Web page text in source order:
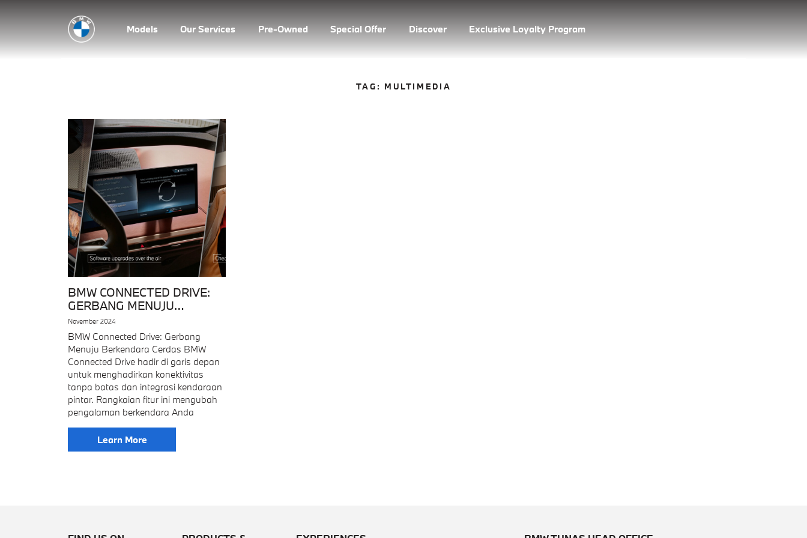
Models Our Services Pre-Owned Special Offer Discover Exclusive Loyalty Program
TAG: MULTIMEDIA
BMW CONNECTED DRIVE:
GERBANG MENUJU
BERKENDARA CERDAS
November 2024
BMW Connected Drive: Gerbang
Menuju Berkendara Cerdas BMW
Connected Drive hadir di garis depan
untuk menghadirkan konektivitas
tanpa batas dan integrasi kendaraan
pintar. Rangkaian fitur ini mengubah
pengalaman berkendara Anda
Learn More